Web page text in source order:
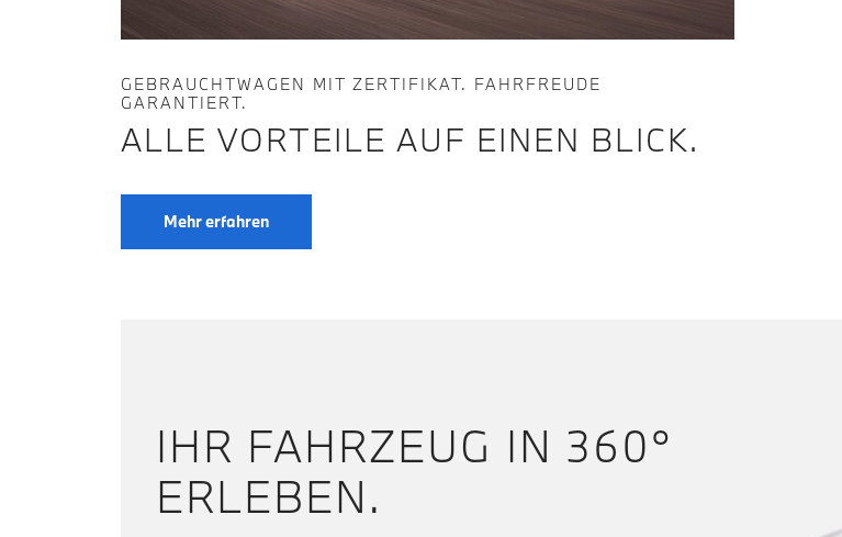
GEBRAUCHTWAGEN MIT ZERTIFIKAT. FAHRFREUDE
GARANTIERT.
ALLE VORTEILE AUF EINEN BLICK.
Mehr erfahren
IHR FAHRZEUG IN 360°
ERLEBEN.